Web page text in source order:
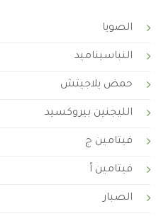
الصويا
النباسيناميد
حمض يلاجيتش
الليجنين بيروكسيد
فيتامين ج
فيتامين أ
الصبار